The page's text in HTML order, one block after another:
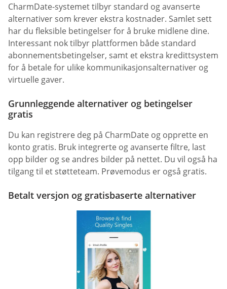
CharmDate-systemet tilbyr standard og avanserte
alternativer som krever ekstra kostnader. Samlet sett
har du fleksible betingelser for å bruke midlene dine.
Interessant nok tilbyr plattformen både standard
abonnementsbetingelser, samt et ekstra kredittsystem
for å betale for ulike kommunikasjonsalternativer og
virtuelle gaver.
Grunnleggende alternativer og betingelser
gratis
Du kan registrere deg på CharmDate og opprette en
konto gratis. Bruk integrerte og avanserte filtre, last
opp bilder og se andres bilder på nettet. Du vil også ha
tilgang til et støtteteam. Prøvemodus er også gratis.
Betalt versjon og gratisbaserte alternativer